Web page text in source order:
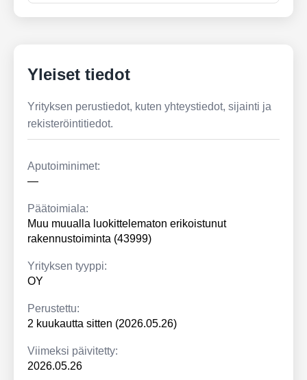
Yleiset tiedot
Yrityksen perustiedot, kuten yhteystiedot, sijainti ja
rekisteröintitiedot.
Aputoiminimet:
—
Päätoimiala:
Muu muualla luokittelematon erikoistunut
rakennustoiminta (43999)
Yrityksen tyyppi:
OY
Perustettu:
2 kuukautta sitten (2026.05.26)
Viimeksi päivitetty:
2026.05.26